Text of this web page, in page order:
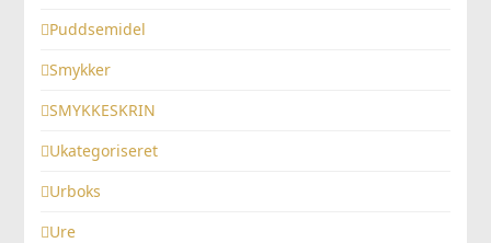
Puddsemidel
Smykker
SMYKKESKRIN
Ukategoriseret
Urboks
Ure